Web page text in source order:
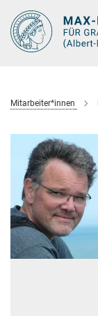
Hauptinhalt
Mitarbeiter*innen